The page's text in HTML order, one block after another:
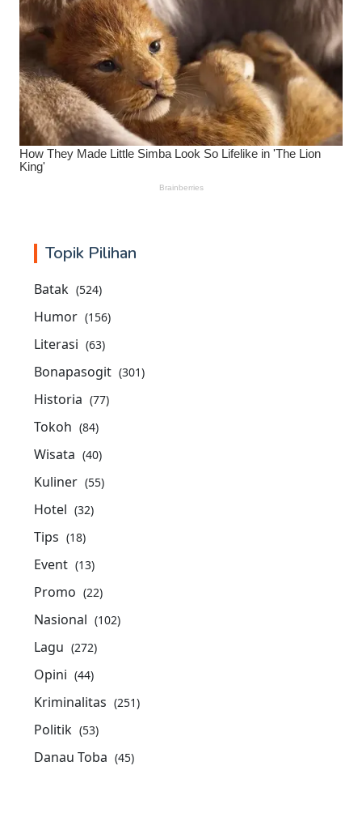
Topik Pilihan
Batak (524)
Humor (156)
Literasi (63)
Bonapasogit (301)
Historia (77)
Tokoh (84)
Wisata (40)
Kuliner (55)
Hotel (32)
Tips (18)
Event (13)
Promo (22)
Nasional (102)
Lagu (272)
Opini (44)
Kriminalitas (251)
Politik (53)
Danau Toba (45)